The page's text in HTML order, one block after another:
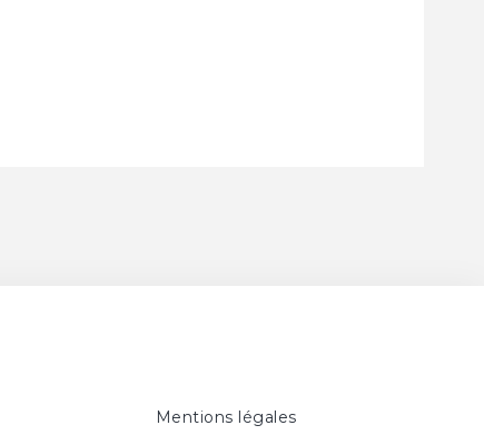
Mentions légales